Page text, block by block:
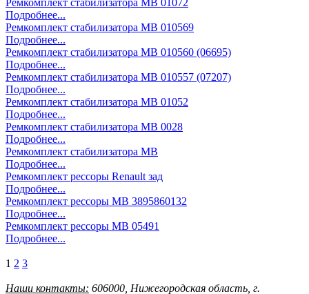
Подробнее...
Ремкомплект стабилизатора MB 010569
Подробнее...
Ремкомплект стабилизатора MB 010560 (06695)
Подробнее...
Ремкомплект стабилизатора MB 010557 (07207)
Подробнее...
Ремкомплект стабилизатора MB 01052
Подробнее...
Ремкомплект стабилизатора MB 0028
Подробнее...
Ремкомплект стабилизатора MB
Подробнее...
Ремкомплект рессоры Renault зад
Подробнее...
Ремкомплект рессоры MB 3895860132
Подробнее...
Ремкомплект рессоры MB 05491
Подробнее...
1 2 3
Наши контакты: 606000 Нижегородская область, г.